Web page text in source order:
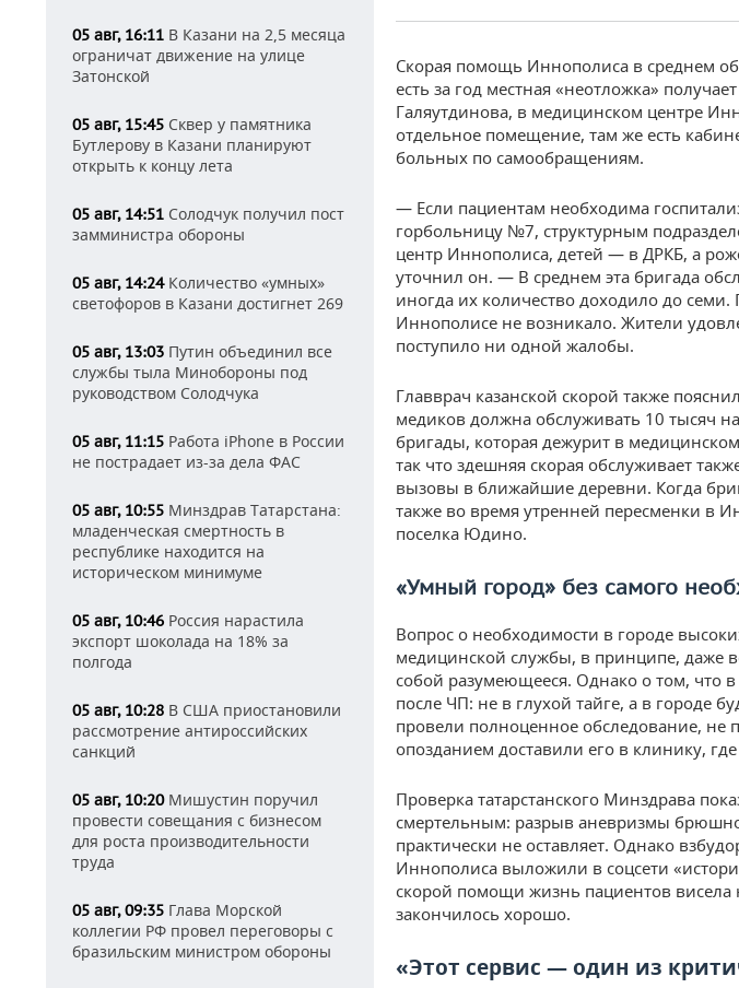
05 авг, 16:11 В Казани на 2,5 месяца
ограничат движение на улице
Затонской
05 авг, 15:45 Сквер у памятника
Бутлерову в Казани планируют
открыть к концу лета
05 авг, 14:51 Солодчук получил пост
замминистра обороны
05 авг, 14:24Количество «умных»
светофоров в Казани достигнет 269
05 авг, 13:03 Путин объединил все
службы тыла Минобороны под
руководством Солодчука
05 авг, 11:15 Работа iPhone в России
не пострадает из-за дела ФАС
05 авг, 10:55 Минздрав Татарстана:
младенческая смертность в
республике находится на
историческом минимуме
05 авг, 10:46 Россия нарастила
экспорт шоколада на 18% за
полгода
05 авг, 10:28 В США приостановили
рассмотрение антироссийских
санкций
05 авг, 10:20Мишустин поручил
провести совещания с бизнесом
для роста производительности
труда
05 авг, 09:35 Глава Морской
коллегии РФ провел переговоры с
бразильским министром обороны
Скорая помощь Иннополиса в среднем
есть за год местная «неотложка»
Галяутдинова, в медицинском центре
отдельное помещение, там же есть
больных по самообращениям.
— Если пациентам необходима
горбольницу №7, структурным
центр Иннополиса, детей — в ДРКБ, а
уточнил он. — В среднем эта бригада
иногда их количество доходило до
Иннополисе не возникало. Жители
поступило ни одной жалобы.
Главврач казанской скорой также
медиков должна обслуживать 10 тысяч
бригады, которая дежурит в
так что здешняя скорая обслуживает
вызовы в ближайшие деревни. Когда
также во время утренней пересменки в
поселка Юдино.
«Умный город» без самого
Вопрос о необходимости в городе
медицинской службы, в принципе, даже
собой разумеющееся. Однако о том, что
после ЧП: не в глухой тайге, а в городе
провели полноценное обследование, не
опозданием доставили его в клинику,
Проверка татарстанского Минздрава
смертельным: разрыв аневризмы
практически не оставляет. Однако
Иннополиса выложили в соцсети
скорой помощи жизнь пациентов висела
закончилось хорошо.
«Этот сервис — один из